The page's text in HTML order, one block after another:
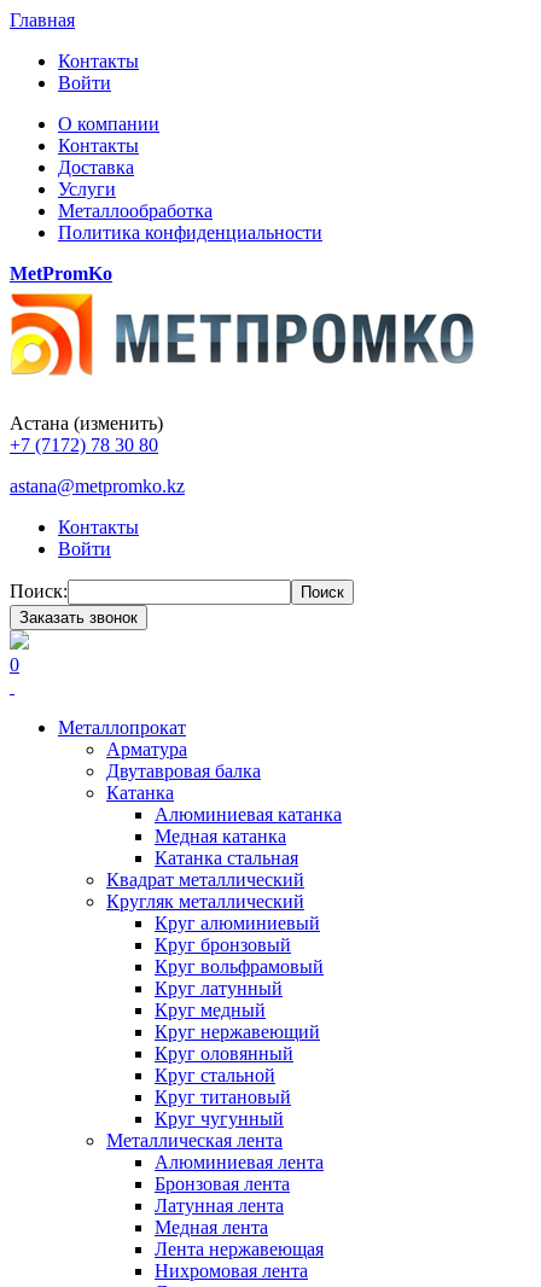
Главная
Контакты
Войти
О компании
Контакты
Доставка
Услуги
Металлообработка
Политика конфиденциальности
MetPromKo
Астана (изменить)
+7 (7172) 78 30 80
astana@metpromko.kz
Контакты
Войти
Поиск:
Поиск
Заказать звонок
0
Металлопрокат
Арматура
Двутавровая балка
Катанка
Алюминиевая катанка
Медная катанка
Катанка стальная
Квадрат металлический
Кругляк металлический
Круг алюминиевый
Круг бронзовый
Круг вольфрамовый
Круг латунный
Круг медный
Круг нержавеющий
Круг оловянный
Круг стальной
Круг титановый
Круг чугунный
Металлическая лента
Алюминиевая лента
Бронзовая лента
Латунная лента
Медная лента
Лента нержавеющая
Нихромовая лента